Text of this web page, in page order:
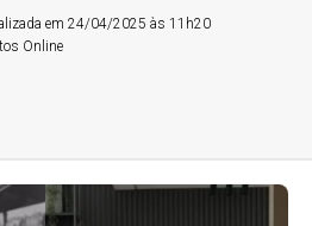
em 24/04/2025 às 11h20
Online